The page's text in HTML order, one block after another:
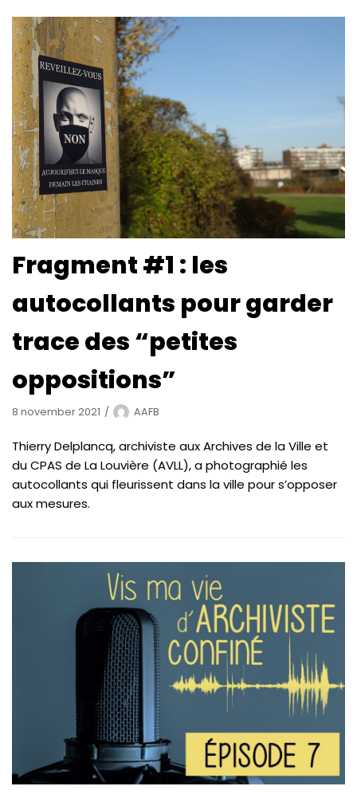
Fragment #1 : les
autocollants pour garder
trace des “petites
oppositions”
8 november 2021 AAFB
Thierry Delplancq, archiviste aux Archives de la Ville et
du CPAS de La Louvière (AVLL), a photographié les
autocollants qui fleurissent dans la ville pour s’opposer
aux mesures.